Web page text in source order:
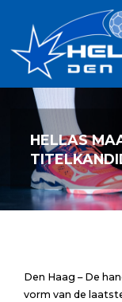
inhoud
HELLAS
Den Haag – De
vorm van de